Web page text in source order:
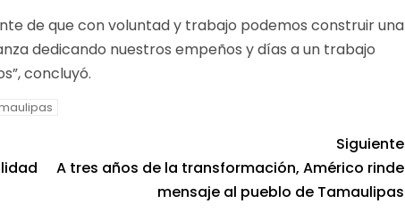
de que con voluntad y trabajo podemos construir una
dedicando nuestros empeños y días a un trabajo
concluyó.
Siguiente
A tres años de la transformación, Américo rinde
mensaje al pueblo de Tamaulipas